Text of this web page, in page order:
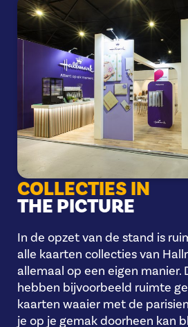
COLLECTIES IN
THE PICTURE
In de opzet van de stand is
alle kaarten collecties van
allemaal op een eigen manier.
hebben bijvoorbeeld ruimte
kaarten waaier met de
je op je gemak doorheen kan